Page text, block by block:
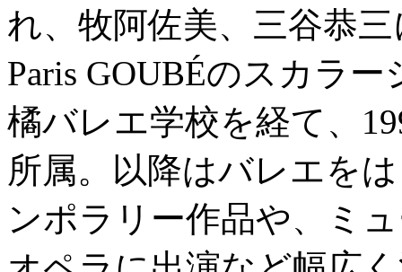
れ、牧阿佐美、三谷恭三
Paris GOUBÉのスカラ
橘バレエ学校を経て、
所属。以降はバレエを
ンポラリー作品や、ミ